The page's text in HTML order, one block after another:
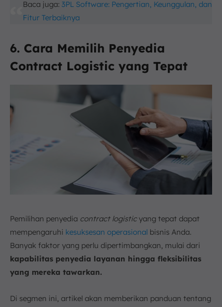
Baca juga: 3PL Software: Pengertian, Keunggulan, dan
Fitur Terbaiknya
6. Cara Memilih Penyedia
Contract Logistic yang Tepat
Pemilihan penyedia contract logisticyang tepat dapat
mempengaruhi kesuksesan operasional bisnis Anda.
Banyak faktor yang perlu dipertimbangkan, mulai dari
kapabilitas penyedia layanan hingga fleksibilitas
yang mereka tawarkan.
Di segmen ini, artikel akan memberikan panduan tentang